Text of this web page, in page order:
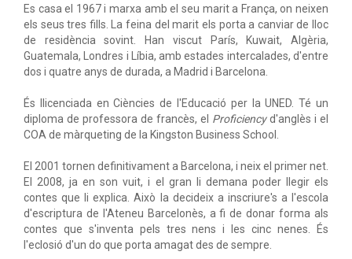
Es casa el 1967 i marxa amb el seu marit a França, on neixen
els seus tres fills. La feina del marit els porta a canviar de lloc
de residència sovint. Han viscut París, Kuwait, Algèria,
Guatemala, Londres i Líbia, amb estades intercalades, d'entre
dos i quatre anys de durada, a Madrid i Barcelona.
És llicenciada en Ciències de l'Educació per la UNED. Té un
diploma de professora de francès, el Proficiencyd'anglès i el
COA de màrqueting de la Kingston Business School.
El 2001 tornen definitivament a Barcelona, i neix el primer net.
El 2008, ja en son vuit, i el gran li demana poder llegir els
contes que li explica. Això la decideix a inscriure's a l'escola
d'escriptura de l'Ateneu Barcelonès, a fi de donar forma als
contes que s'inventa pels tres nens i les cinc nenes. És
l'eclosió d'un do que porta amagat des de sempre.